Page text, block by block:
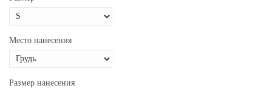
Место нанесения
Размер нанесения